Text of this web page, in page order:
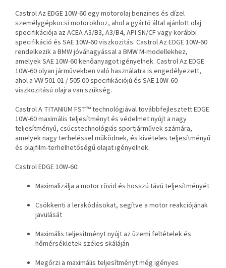
Castrol Az EDGE 10W-60 egy motorolaj benzines és dízel
személygépkocsi motorokhoz, ahol a gyártó által ajánlott olaj
specifikációja az ACEA A3/B3, A3/B4, API SN/CF vagy korábbi
specifikáció és SAE 10W-60 viszkozitás. Castrol Az EDGE 10W-60
rendelkezik a BMW jóváhagyással a BMW M-modellekhez,
amelyek SAE 10W-60 kenőanyagot igényelnek. Castrol Az EDGE
10W-60 olyan járművekben való használatra is engedélyezett,
ahol a VW 501 01 / 505 00 specifikációjú és SAE 10W-60
viszkozitású olajra van szükség.
Castrol A TITANIUM FST™ technológiával továbbfejlesztett EDGE
10W-60 maximális teljesítményt és védelmet nyújt a nagy
teljesítményű, csúcstechnológiás sportjárművek számára,
amelyek nagy terheléssel működnek, és kivételes teljesítményű
és olajfilm-terhelhetőségű olajat igényelnek.
Castrol EDGE 10W-60:
Maximalizálja a motor rövid és hosszú távú teljesítményét
Csökkenti a lerakódásokat, segítve a motor reakciójának
javulását
Maximális teljesítményt nyújt az üzemi feltételek és
hőmérsékletek széles skáláján
Megőrzi a maximális teljesítményt még igényes